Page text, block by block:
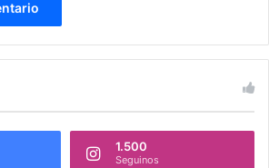
1.500
Seguinos